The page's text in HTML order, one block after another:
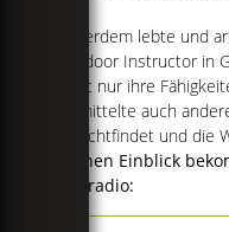
Außerdem lebte und
Outdoor Instructor in
nicht nur ihre
vermittelte auch
zurechtfindet und die
kleinen Einblick
Talkradio: